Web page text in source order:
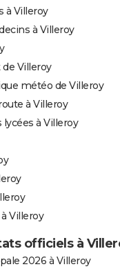
à Villeroy
à Villeroy
Villeroy
météo de Villeroy
à Villeroy
à Villeroy
Villeroy
officiels à
2026 à Villeroy